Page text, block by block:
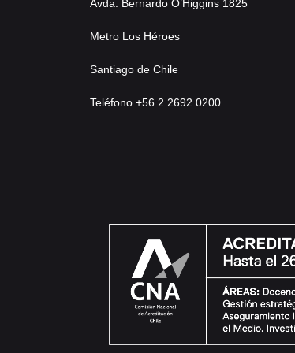
Avda. Bernardo O’Higgins 1825
Metro Los Héroes
Santiago de Chile
Teléfono +56 2 2692 0200